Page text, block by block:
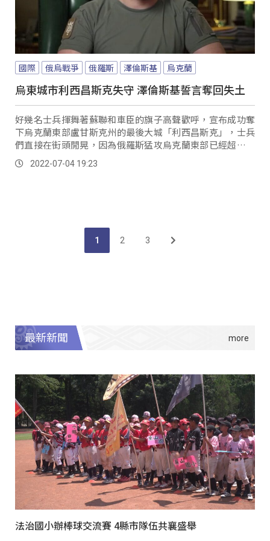
國際 俄烏戰爭 俄羅斯 澤倫斯基 烏克蘭
烏東城市利西昌斯克失守 澤倫斯基誓言奪回失土
好幾名士兵揮舞著蘇聯和車臣的旗子高聲歡呼，宣布成功奪
下烏克蘭東部盧甘斯克州的最後大城「利西昌斯克」，士兵
們直接在街頭閒晃，因為俄羅斯猛攻烏克蘭東部已經超過一
個月，如今終於如願拿下這座城市。
2022-07-04 19:23
1 2 3
最新新聞
法治國小辦棒球交流賽 4縣市隊伍共襄盛舉